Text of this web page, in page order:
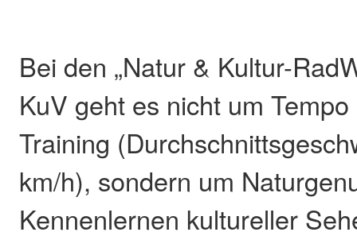
Bei den „Natur & Kultur-
KuV geht es nicht um
Training
km/h), sondern um
Kennenlernen kultureller